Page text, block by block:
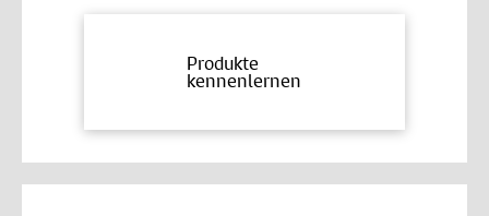
Produkte
kennenlernen